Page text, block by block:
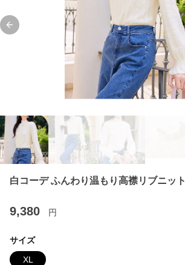
Previous slide
白コーデ ふんわり温もり高襟リブニット
9,380 円
サイズ
XL